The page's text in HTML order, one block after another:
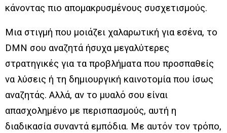
κάνοντας πιο απομακρυσμένους συσχετισμούς.
Μια στιγμή που μοιάζει χαλαρωτική για εσένα, το
DMN σου αναζητά ήσυχα μεγαλύτερες
στρατηγικές για τα προβλήματα που προσπαθείς
να λύσεις ή τη δημιουργική καινοτομία που ίσως
αναζητάς. Αλλά, αν το μυαλό σου είναι
απασχολημένο με περισπασμούς, αυτή η
διαδικασία συναντά εμπόδια. Με αυτόν τον τρόπο,